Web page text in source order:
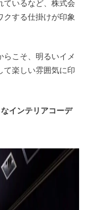
ているなど、株式会
クする仕掛けが印象
らこそ、明るいイメ
て楽しい雰囲気に印
インテリアコーデ